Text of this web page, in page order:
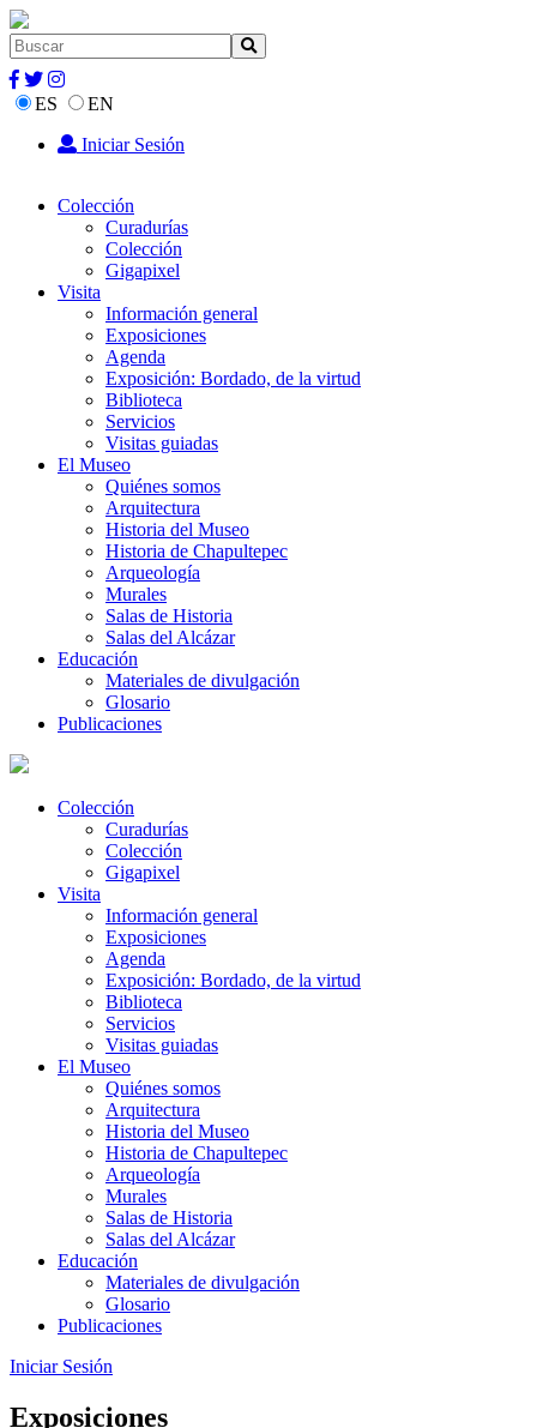
ES
EN
Iniciar Sesión
Colección
Curadurías
Colección
Gigapixel
Visita
Información general
Exposiciones
Agenda
Exposición: Bordado, de la virtud
Biblioteca
Servicios
Visitas guiadas
El Museo
Quiénes somos
Arquitectura
Historia del Museo
Historia de Chapultepec
Arqueología
Murales
Salas de Historia
Salas del Alcázar
Educación
Materiales de divulgación
Glosario
Publicaciones
Colección
Curadurías
Colección
Gigapixel
Visita
Información general
Exposiciones
Agenda
Exposición: Bordado, de la virtud
Biblioteca
Servicios
Visitas guiadas
El Museo
Quiénes somos
Arquitectura
Historia del Museo
Historia de Chapultepec
Arqueología
Murales
Salas de Historia
Salas del Alcázar
Educación
Materiales de divulgación
Glosario
Publicaciones
Iniciar Sesión
Exposiciones